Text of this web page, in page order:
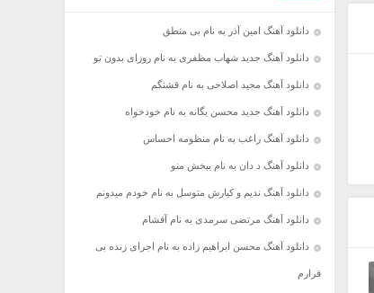
دانلود آهنگ امین آذر به نام بی منطق
دانلود آهنگ جدید شهاب مظفری به نام روزای بدون تو
دانلود آهنگ مجید اصلاحی به نام قشنگم
دانلود آهنگ جدید محسن یگانه به نام خودخواه
دانلود آهنگ راغب به نام منظومه احساس
دانلود آهنگ د دان به نام ببخش منو
دانلود آهنگ ندیم و کیارش متوسل به نام خودم میدونم
دانلود آهنگ مرتضی سرمدی به نام آقشام
دانلود آهنگ محسن ابراهیم زاده به نام اجرای زنده بی
قرارم